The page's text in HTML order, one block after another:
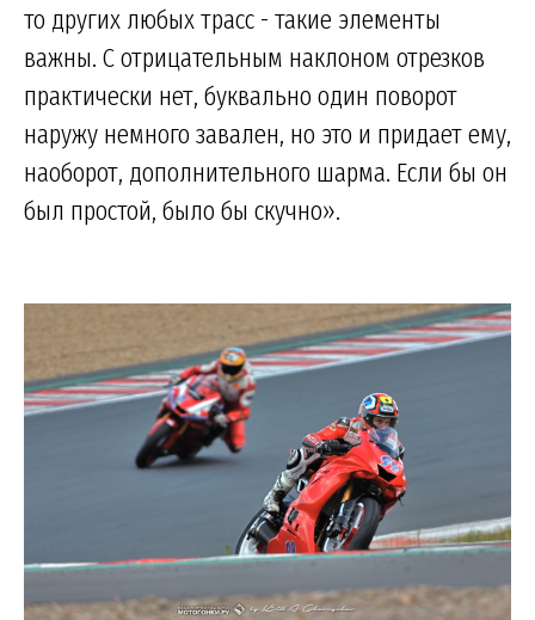
то других любых трасс - такие элементы
важны. С отрицательным наклоном отрезков
практически нет, буквально один поворот
наружу немного завален, но это и придает ему,
наоборот, дополнительного шарма. Если бы он
был простой, было бы скучно».